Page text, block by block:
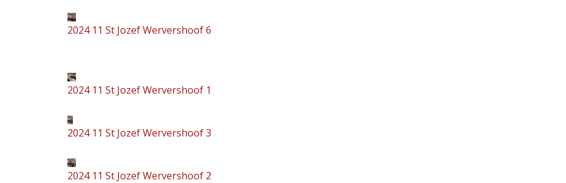
2024 11 St Jozef Wervershoof 6
2024 11 St Jozef Wervershoof 1
2024 11 St Jozef Wervershoof 3
2024 11 St Jozef Wervershoof 2